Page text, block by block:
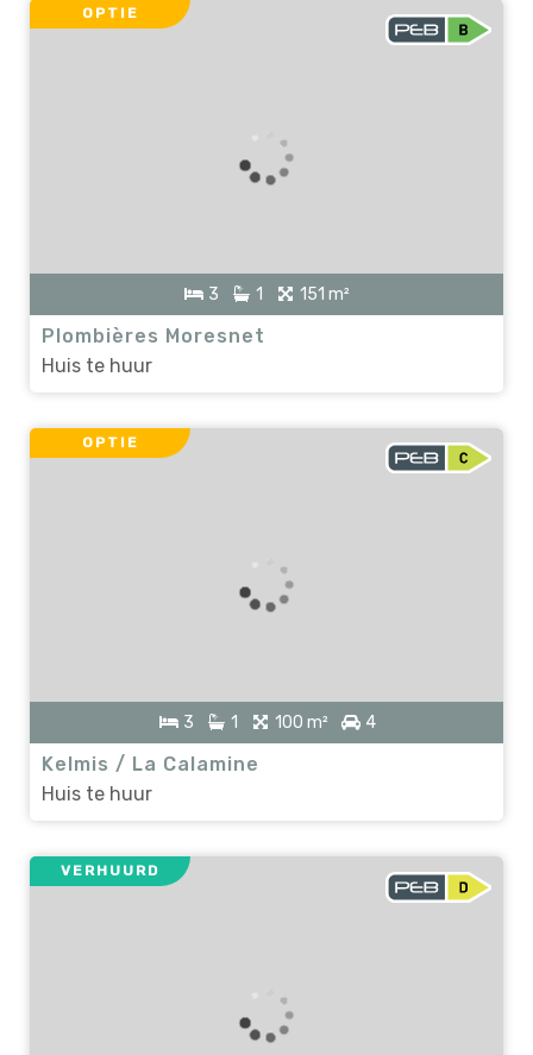
3 1 151 m²
OPTIE
Plombières Moresnet
Huis te huur
3 1 100 m² 4
OPTIE
Kelmis / La Calamine
Huis te huur
VERHUURD